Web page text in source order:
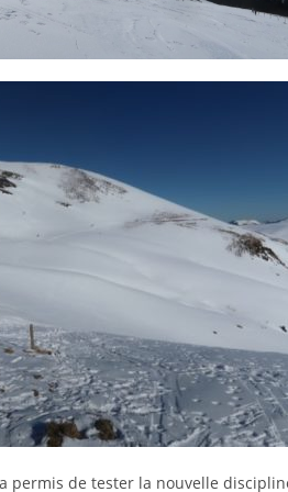
permis de tester la nouvelle